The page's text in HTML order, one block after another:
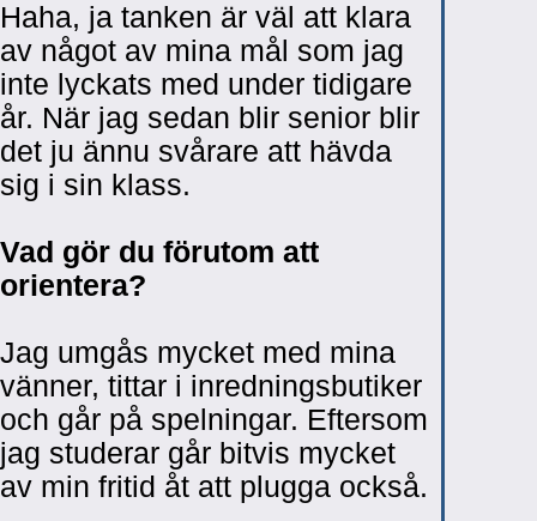
Haha, ja tanken är väl att klara
av något av mina mål som jag
inte lyckats med under tidigare
år. När jag sedan blir senior blir
det ju ännu svårare att hävda
sig i sin klass.
Vad gör du förutom att
orientera?
Jag umgås mycket med mina
vänner, tittar i inredningsbutiker
och går på spelningar. Eftersom
jag studerar går bitvis mycket
av min fritid åt att plugga också.